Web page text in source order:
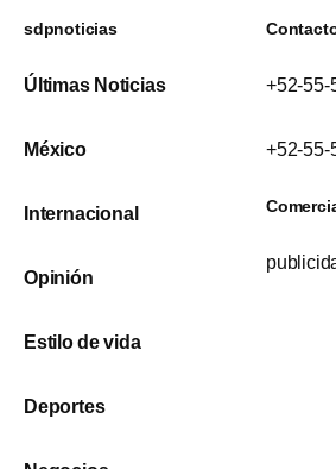
sdpnoticias
Últimas Noticias
México
Internacional
Opinión
Estilo de vida
Deportes
+52-55-
+52-55-